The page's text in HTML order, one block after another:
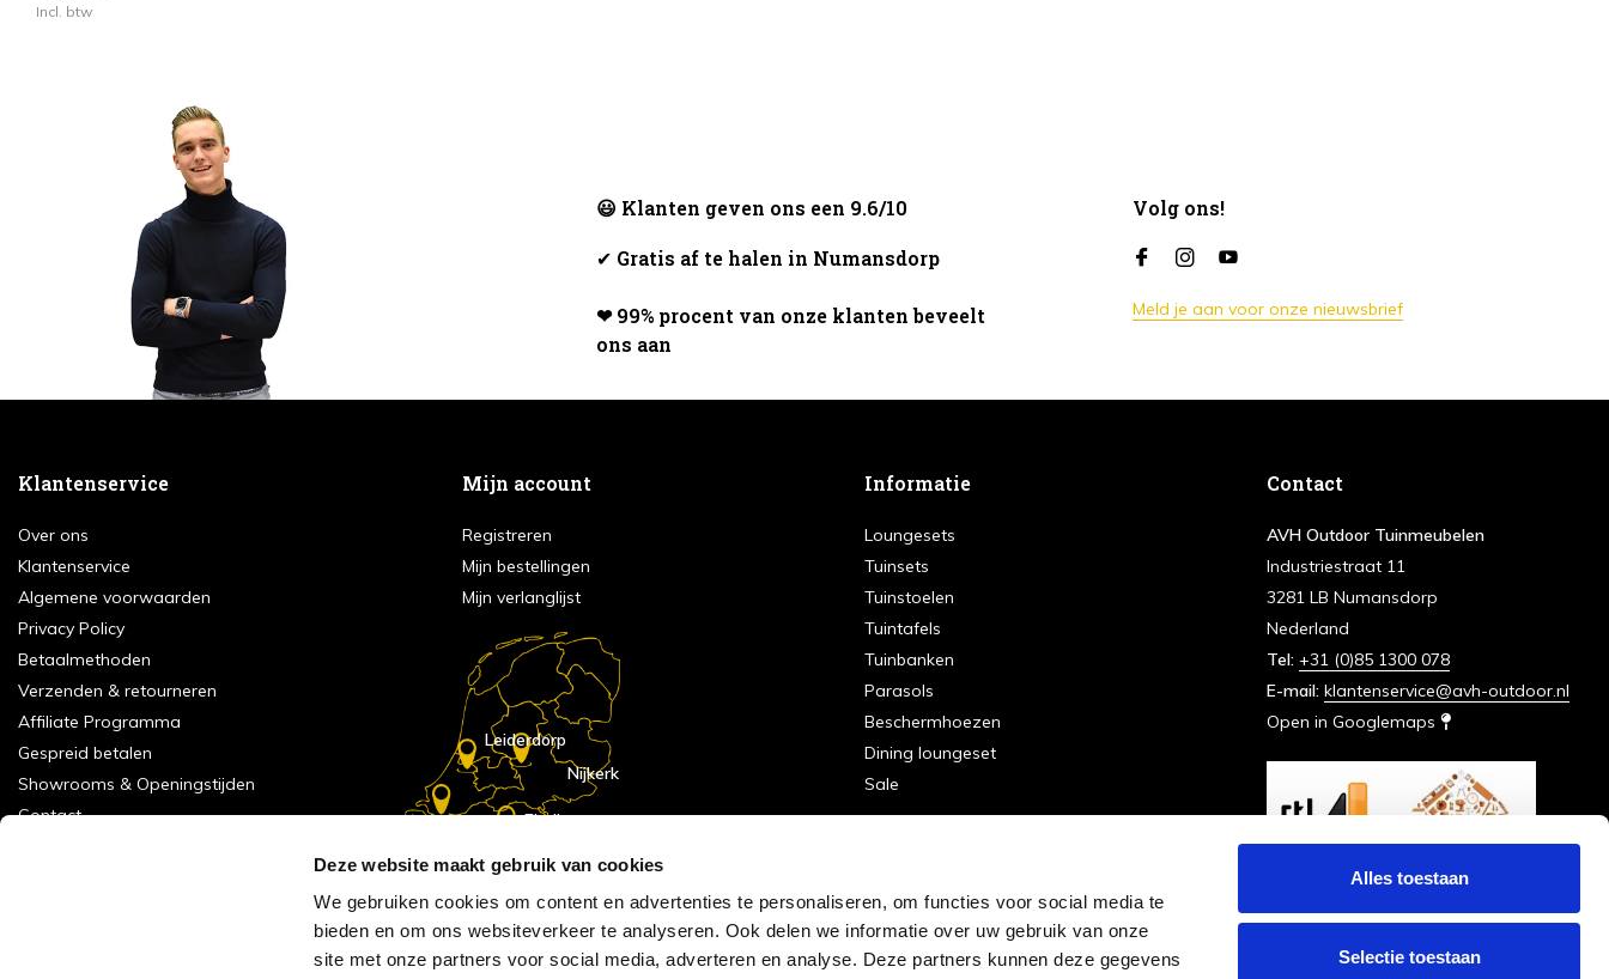
Deze website maakt gebruik van cookies
We gebruiken cookies om content en advertenties te personaliseren, om functies voor social media te
bieden en om ons websiteverkeer te analyseren. Ook delen we informatie over uw gebruik van onze
site met onze partners voor social media, adverteren en analyse. Deze partners kunnen deze gegevens
Alles toestaan
Selectie toestaan
Incl. btw
😃 Klanten geven ons een 9.6/10
✔ Gratis af te halen in Numansdorp
❤ 99% procent van onze klanten beveelt
ons aan
Volg ons!
Meld je aan voor onze nieuwsbrief
Klantenservice
Over ons
Klantenservice
Algemene voorwaarden
Privacy Policy
Betaalmethoden
Verzenden & retourneren
Affiliate Programma
Gespreid betalen
Showrooms & Openingstijden
Contact
Mijn account
Registreren
Mijn bestellingen
Mijn verlanglijst
Eindhoven
Nijkerk
Leiderdorp
Informatie
Loungesets
Tuinsets
Tuinstoelen
Tuintafels
Tuinbanken
Parasols
Beschermhoezen
Dining loungeset
Sale
Contact
AVH Outdoor Tuinmeubelen
Industriestraat 11
3281 LB Numansdorp
Nederland
Tel: +31 (0)85 1300 078
E-mail: klantenservice@avh-outdoor.nl
Open in Googlemaps